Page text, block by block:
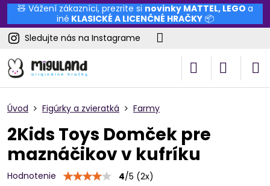
🧸 Vážení zákazníci, prezrite si novinky MATTEL, LEGO a
iné KLASICKÉ A LICENČNÉ HRAČKY📦
Sledujte nás na Instagrame
Úvod Figúrky a zvieratká Farmy
2Kids Toys Domček pre
maznáčikov v kufríku
Hodnotenie 4/5 (2x)